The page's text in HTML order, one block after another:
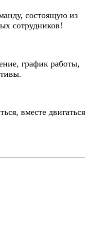
состоящую из
сотрудников!
график работы,
вместе двигаться